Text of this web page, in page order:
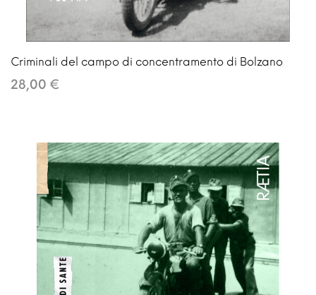
Criminali del campo di concentramento di Bolzano
28,00 €